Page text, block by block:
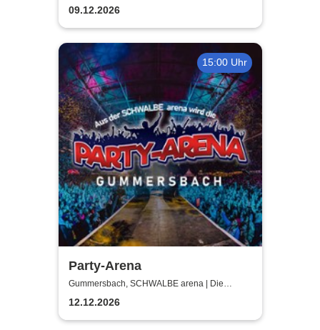
09.12.2026
15:00 Uhr
Party-Arena
Gummersbach, SCHWALBE arena | Die
Schwalbe Arena Gummersbach
12.12.2026